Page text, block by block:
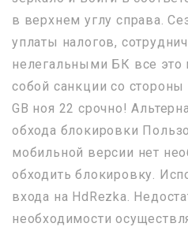
в верхнем углу справа.
уплаты налогов,
нелегальными БК все это
собой санкции со стороны
GB ноя 22 срочно!
обхода блокировки
мобильной версии нет
обходить блокировку.
входа на HdRezka.
необходимости